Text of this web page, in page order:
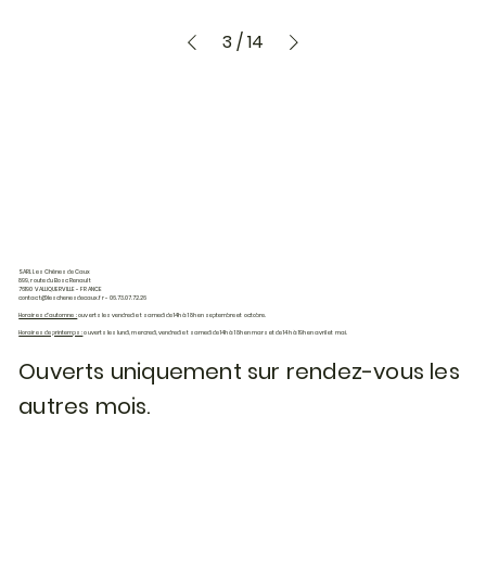
3 /14
SARL Les Chênes de Caux
899, route du Bosc Renault
76190 VALLIQUERVILLE - FRANCE
contact@leschenesdecaux.fr- 06.73.07.72.26
Horaires d'automne :ouverts les vendredi et samedi de 14h à 18h en septembre et octobre.
Horaires de printemps :ouverts les lundi, mercredi, vendredi et samedi de 14h à 18h en mars et de 14h à 19h en avril et mai.
Ouverts uniquement sur rendez-vous les
autres mois.